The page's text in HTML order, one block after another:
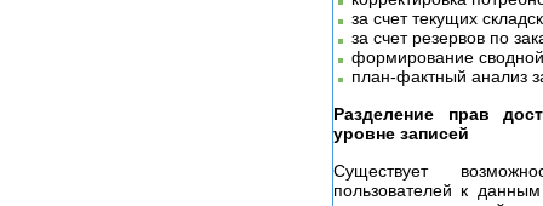
за счет текущих
за счет резервов по
формирование
план-фактный анализ
Разделение прав
уровне записей
Существует
пользователей к